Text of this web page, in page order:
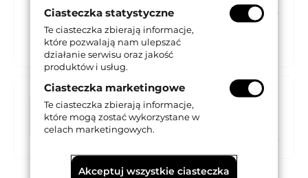
Katalogi Opentech obejmują blokady WC,
klamki obiektowe i klamki z systemem
szybkiego montażu, szyldy drzwiowe oraz
trzpienie.
Broszury
W tej sekcji znajdziesz broszury firmy
OpenTech prezentujące wybrane klamki
do drzwi, okien balkonowych i tarasowych.
Ciasteczka statystyczne
Te ciasteczka zbierają informacje,
które pozwalają nam ulepszać
działanie serwisu oraz jakość
produktów i usług.
Ciasteczka marketingowe
Te ciasteczka zbierają informacje,
które mogą zostać wykorzystane w
celach marketingowych.
Akceptuj wszystkie ciasteczka